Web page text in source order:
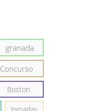
granada
Concurso
Boston